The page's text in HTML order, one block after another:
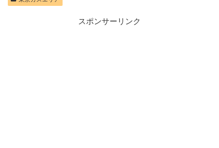
スポンサーリンク